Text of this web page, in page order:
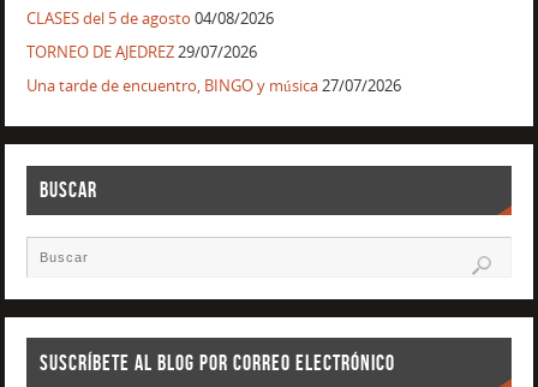
CLASES del 5 de agosto 04/08/2026
TORNEO DE AJEDREZ29/07/2026
Una tarde de encuentro, BINGO y música27/07/2026
BUSCAR
SUSCRÍBETE AL BLOG POR CORREO ELECTRÓNICO